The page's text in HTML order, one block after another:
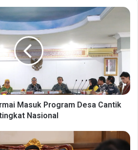
Masuk Program Desa Cantik
Nasional